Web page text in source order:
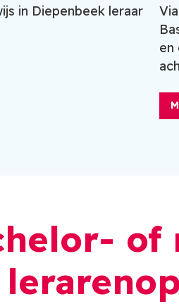
in Diepenbeek leraar
en
of